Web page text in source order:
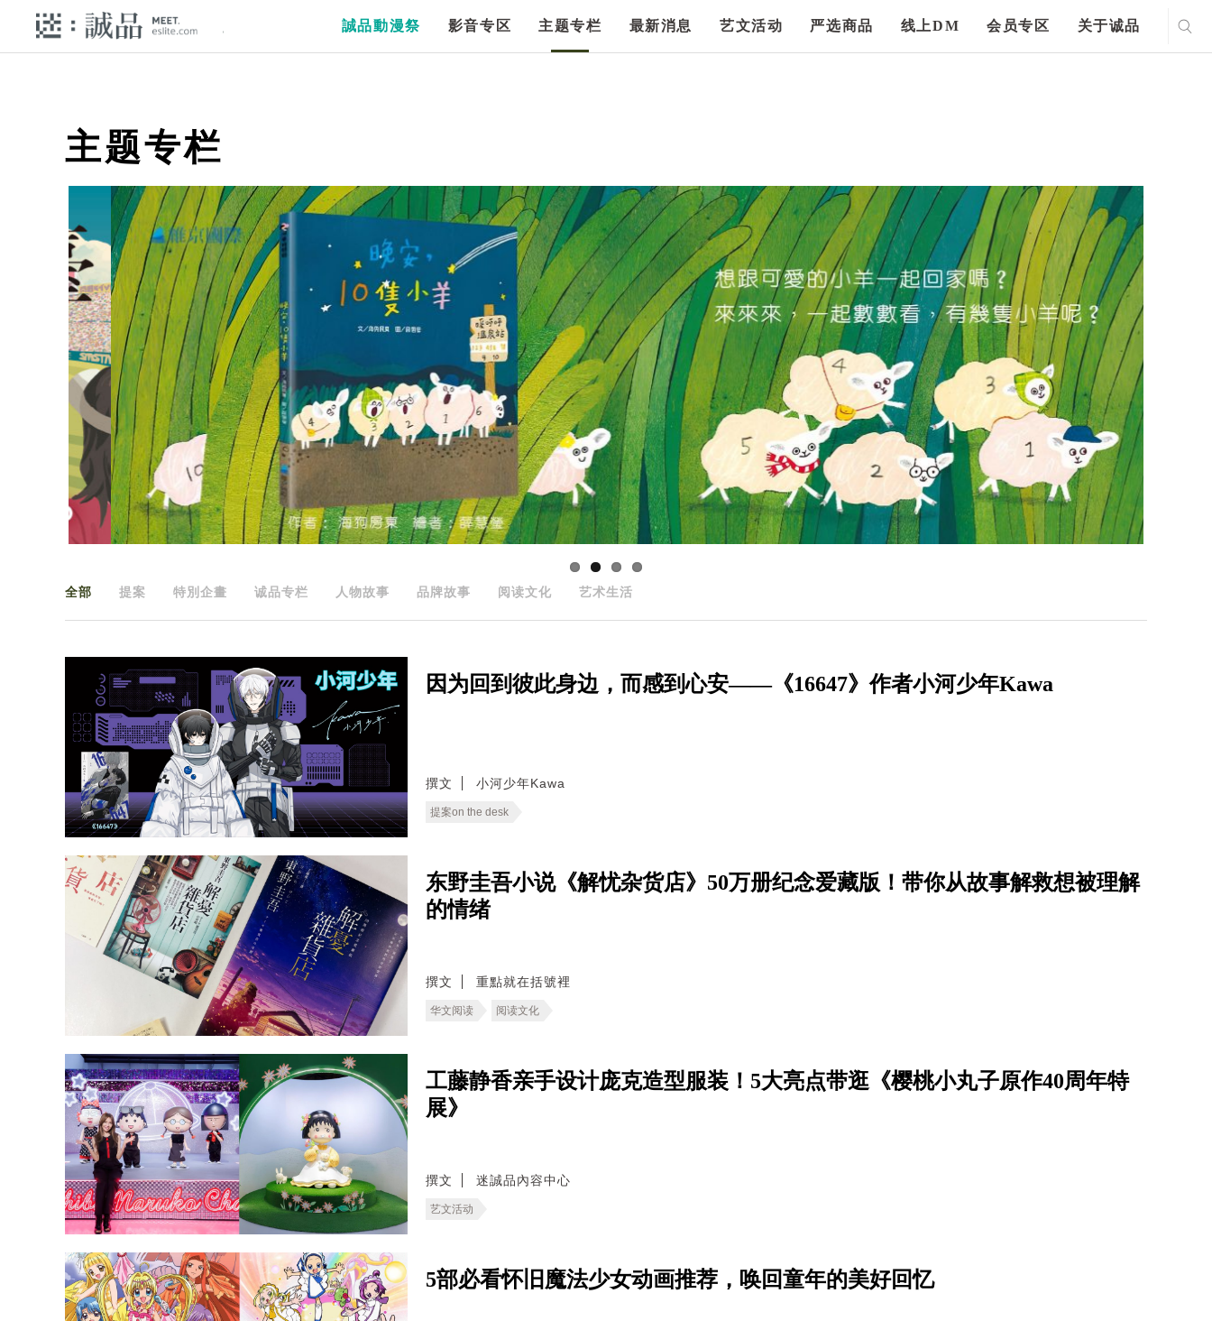
誠品動漫祭 影音专区 主题专栏 最新消息 艺文活动 严选商品 线上DM 会员专区 关于诚品
主题专栏
全部 提案 特別企畫 诚品专栏 人物故事 品牌故事 阅读文化 艺术生活
因为回到彼此身边，而感到心安——《16647》作者小河少年Kawa
撰文 小河少年Kawa
提案on the desk
东野圭吾小说《解忧杂货店》50万册纪念爱藏版！带你从故事解救想被理解
的情绪
撰文 重點就在括號裡
华文阅读 阅读文化
工藤静香亲手设计庞克造型服装！5大亮点带逛《樱桃小丸子原作40周年特
展》
撰文 迷誠品內容中心
艺文活动
5部必看怀旧魔法少女动画推荐，唤回童年的美好回忆